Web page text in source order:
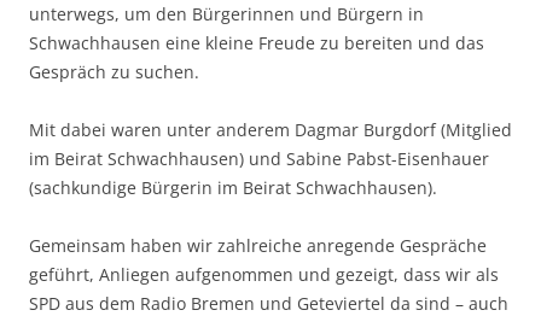
unterwegs, um den Bürgerinnen und Bürgern in
Schwachhausen eine kleine Freude zu bereiten und das
Gespräch zu suchen.
Mit dabei waren unter anderem Dagmar Burgdorf (Mitglied
im Beirat Schwachhausen) und Sabine Pabst-Eisenhauer
(sachkundige Bürgerin im Beirat Schwachhausen).
Gemeinsam haben wir zahlreiche anregende Gespräche
geführt, Anliegen aufgenommen und gezeigt, dass wir als
SPD aus dem Radio Bremen und Geteviertel da sind – auch